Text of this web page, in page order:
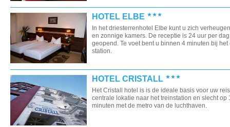
HOTEL ELBE
In het driesterrenhotel Elbe kunt u zich
en zonnige kamers. De receptie is 24 uur per dag
geopend. Te voet bent u binnen 4 minuten bij het
station.
HOTEL CRISTALL
Het Cristall hotel is is de ideale basis voor uw
centrale lokatie naar het treinstation en slecht op
minuten met de metro van de luchthaven.